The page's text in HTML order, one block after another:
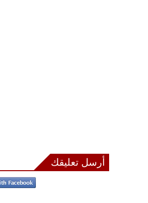
أرسل تعليقك